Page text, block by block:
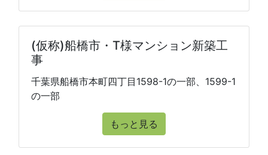
(仮称)船橋市・T様マンション新築工
事
千葉県船橋市本町四丁目1598-1の一部、1599-1
の一部
もっと見る